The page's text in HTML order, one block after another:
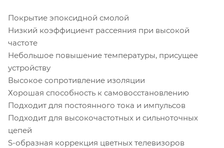
Покрытие эпоксидной смолой
Низкий коэффициент рассеяния при высокой
частоте
Небольшое повышение температуры, присущее
устройству
Высокое сопротивление изоляции
Хорошая способность к самовосстановлению
Подходит для постоянного тока и импульсов
Подходит для высокочастотных и сильноточных
цепей
S-образная коррекция цветных телевизоров